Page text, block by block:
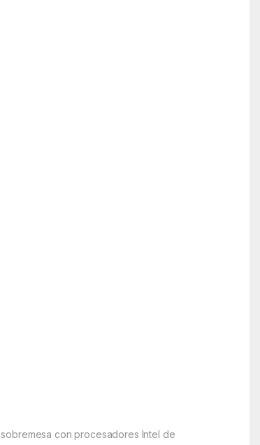
con procesadores Intel de